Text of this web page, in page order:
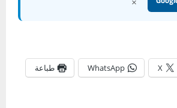
X
WhatsApp طباعة